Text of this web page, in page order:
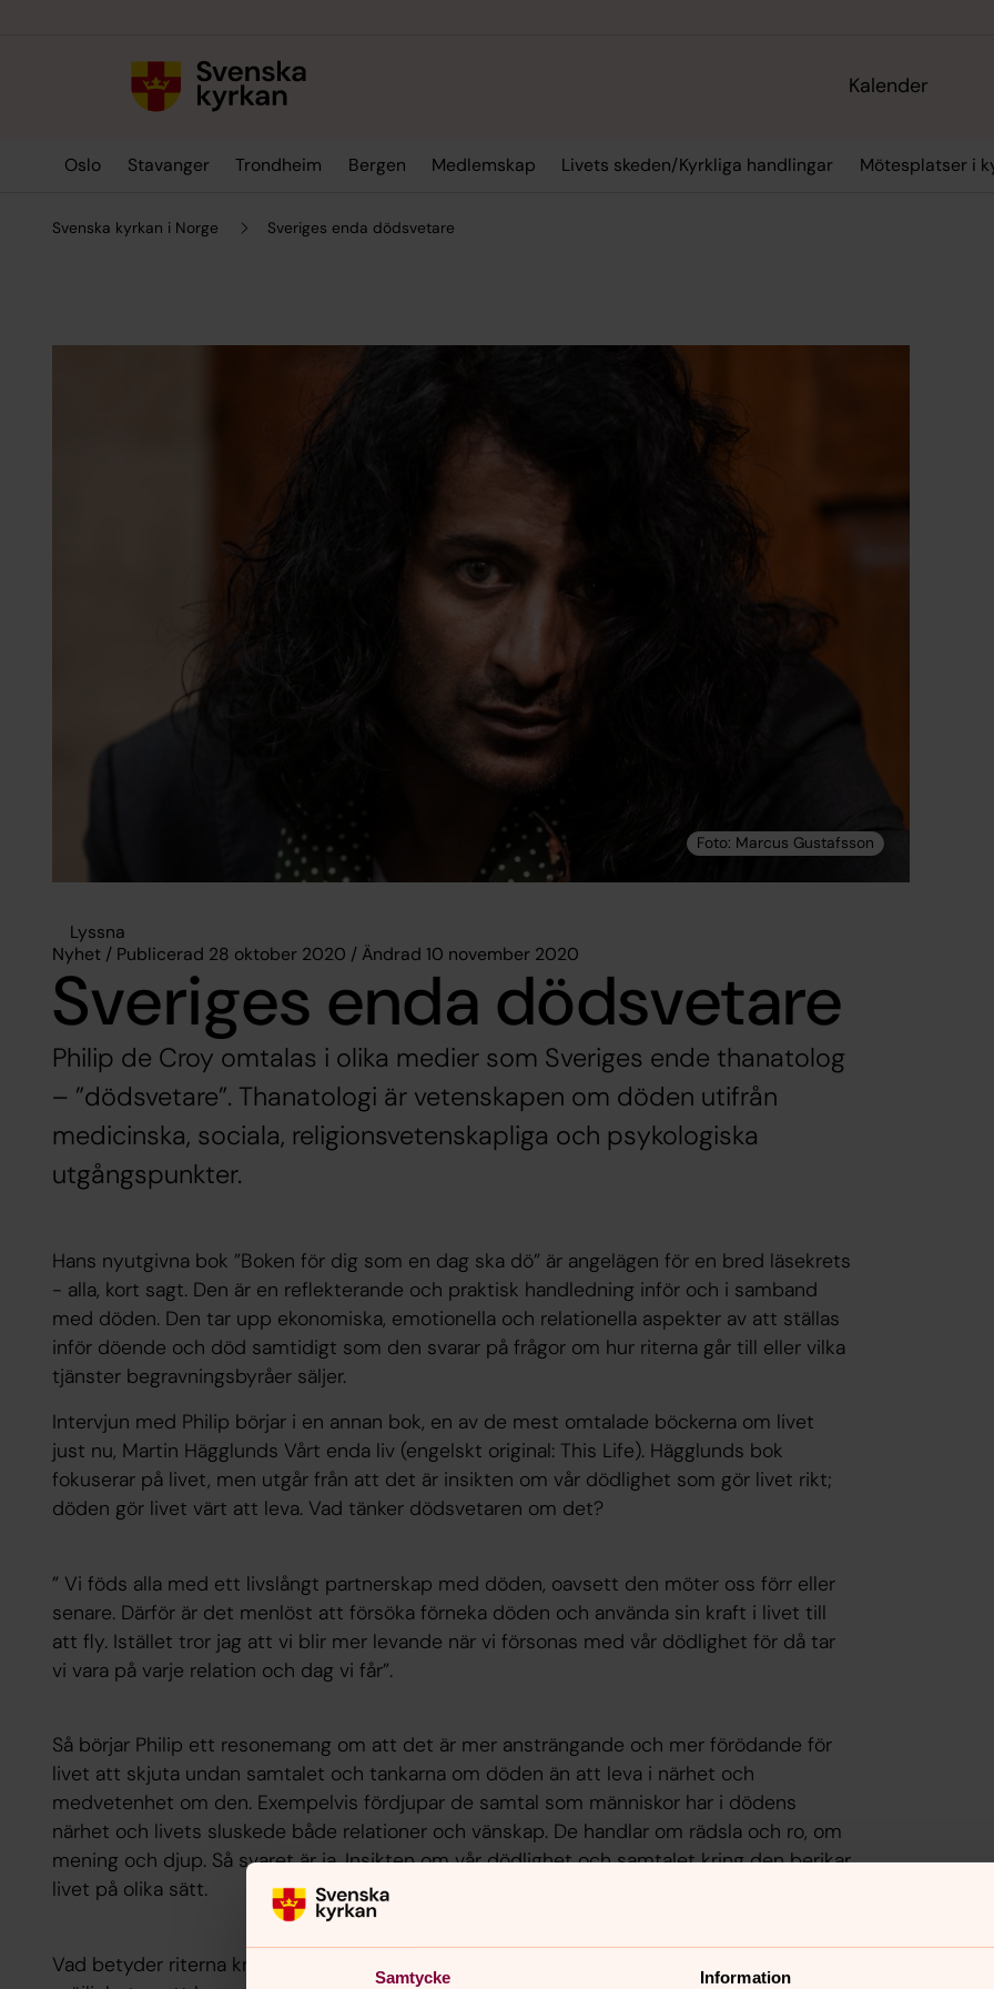
Samtycke Information
Kalender
Oslo Stavanger Trondheim Bergen Medlemskap Livets skeden/Kyrkliga handlingar Mötesplatser i
Svenska kyrkan i Norge Sveriges enda dödsvetare
Lyssna
Nyhet / Publicerad 28 oktober 2020 / Ändrad 10 november 2020
Sveriges enda dödsvetare
Philip de Croy omtalas i olika medier som Sveriges ende thanatolog
– ”dödsvetare”. Thanatologi är vetenskapen om döden utifrån
medicinska, sociala, religionsvetenskapliga och psykologiska
utgångspunkter.
Hans nyutgivna bok ”Boken för dig som en dag ska dö” är angelägen för en bred läsekrets
- alla, kort sagt. Den är en reflekterande och praktisk handledning inför och i samband
med döden. Den tar upp ekonomiska, emotionella och relationella aspekter av att ställas
inför döende och död samtidigt som den svarar på frågor om hur riterna går till eller vilka
tjänster begravningsbyråer säljer.
Intervjun med Philip börjar i en annan bok, en av de mest omtalade böckerna om livet
just nu, Martin Hägglunds Vårt enda liv (engelskt original: This Life). Hägglunds bok
fokuserar på livet, men utgår från att det är insikten om vår dödlighet som gör livet rikt;
döden gör livet värt att leva. Vad tänker dödsvetaren om det?
” Vi föds alla med ett livslångt partnerskap med döden, oavsett den möter oss förr eller
senare. Därför är det menlöst att försöka förneka döden och använda sin kraft i livet till
att fly. Istället tror jag att vi blir mer levande när vi försonas med vår dödlighet för då tar
vi vara på varje relation och dag vi får”.
Så börjar Philip ett resonemang om att det är mer ansträngande och mer förödande för
livet att skjuta undan samtalet och tankarna om döden än att leva i närhet och
medvetenhet om den. Exempelvis fördjupar de samtal som människor har i dödens
närhet och livets sluskede både relationer och vänskap. De handlar om rädsla och ro, om
mening och djup. Så svaret är ja. Insikten om vår dödlighet och samtalet kring den berikar
livet på olika sätt.
Vad betyder riterna kring döden för de anhöriga? De betyder väldigt mycket för